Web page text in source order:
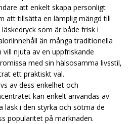
att enkelt skapa personligt
att tillsätta en lämplig mängd till
som är både frisk i
än många traditionella
njuta av en uppfriskande
med sin hälsosamma livsstil,
ett praktiskt val.
av dess enkelhet och
kan enkelt användas av
läsk i den styrka och sötma de
popularitet på marknaden.